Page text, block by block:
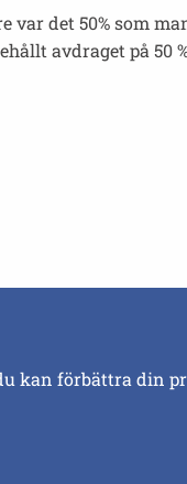
det 50% som
avdraget på 50
kan förbättra din